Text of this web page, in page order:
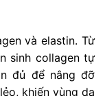
và elastin. Từ
sinh collagen tự
đủ để nâng đỡ
khiến vùng da